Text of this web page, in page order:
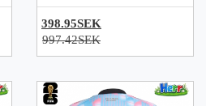
398.95SEK
997.42SEK